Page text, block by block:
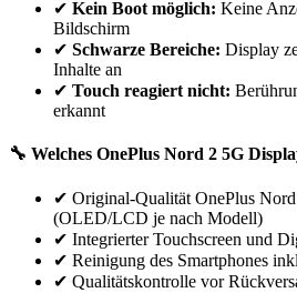
✔ Kein Boot möglich: Keine
Bildschirm
✔ Schwarze Bereiche: Display
Inhalte an
✔ Touch reagiert nicht:
erkannt
🔧 Welches OnePlus Nord 2 5G
✔ Original-Qualität OnePlus
(OLED/LCD je nach Modell)
✔ Integrierter Touchscreen und
✔ Reinigung des Smartphones
✔ Qualitätskontrolle vor